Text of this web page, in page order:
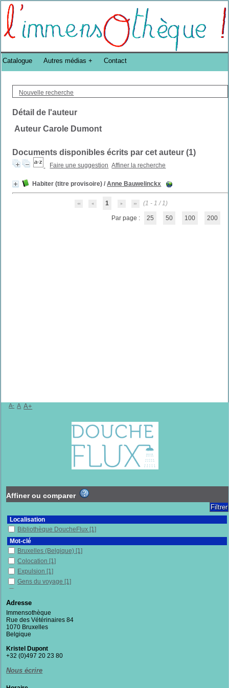
Bibliothèque DoucheFLUX Bibliotheek -->
Nouvelle recherche
Détail de l'auteur
Auteur Carole Dumont
Documents disponibles écrits par cet auteur (1)
Faire une suggestion Affiner la recherche
Habiter (titre provisoire) /Anne Bauwelinckx
1 (1 - 1 / 1)
Par page : 25 50 100 200
Catalogue Autres médias Contact
A- A A+
Affiner ou comparer
Localisation
Bibliothèque DoucheFlux [1]
Mot-clé
Bruxelles (Belgique) [1]
Colocation [1]
Expulsion [1]
Gens du voyage [1]
Habitats alternatifs
Logement[1]
Occupations précaires
Sans-chez-soi
Témoignage [1]
Documentaires
Adresse
Immensothèque
Rue des Vétérinaires 84
1070 Bruxelles
Belgique
Kristel Dupont
+32 (0)497 20 23 80
Nous écrire